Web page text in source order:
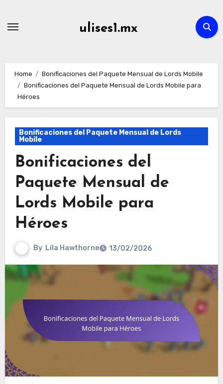
ulises1.mx
Home
Bonificaciones del Paquete Mensual de Lords Mobile
Bonificaciones del Paquete Mensual de Lords Mobile para
Héroes
Bonificaciones del Paquete Mensual de Lords
Mobile
Bonificaciones del
Paquete Mensual de
Lords Mobile para
Héroes
By Lila Hawthorne 13/02/2026